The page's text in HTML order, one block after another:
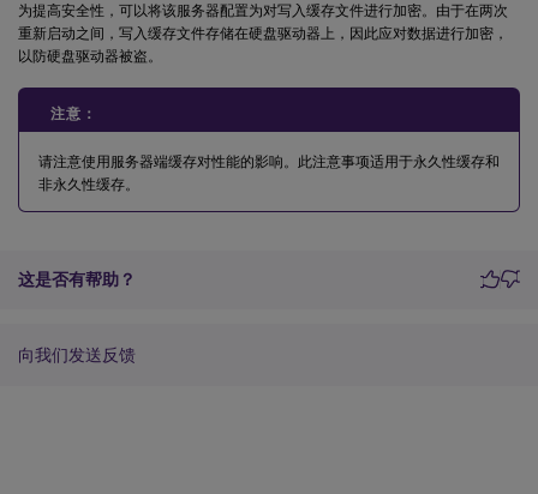
为提高安全性，可以将该服务器配置为对写入缓存文件进行加密。由于在两次
重新启动之间，写入缓存文件存储在硬盘驱动器上，因此应对数据进行加密，
以防硬盘驱动器被盗。
注意：
请注意使用服务器端缓存对性能的影响。此注意事项适用于永久性缓存和
非永久性缓存。
这是否有帮助？
向我们发送反馈